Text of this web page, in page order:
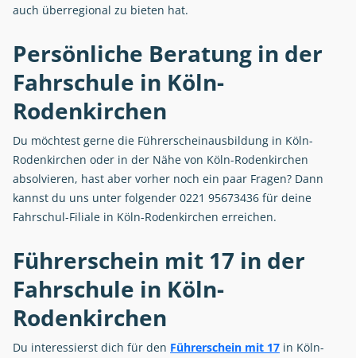
auch überregional zu bieten hat.
Persönliche Beratung in der
Fahrschule in Köln-
Rodenkirchen
Du möchtest gerne die Führerscheinausbildung in Köln-
Rodenkirchen oder in der Nähe von Köln-Rodenkirchen
absolvieren, hast aber vorher noch ein paar Fragen? Dann
kannst du uns unter folgender 0221 95673436 für deine
Fahrschul-Filiale in Köln-Rodenkirchen erreichen.
Führerschein mit 17 in der
Fahrschule in Köln-
Rodenkirchen
Du interessierst dich für den Führerschein mit 17 in Köln-